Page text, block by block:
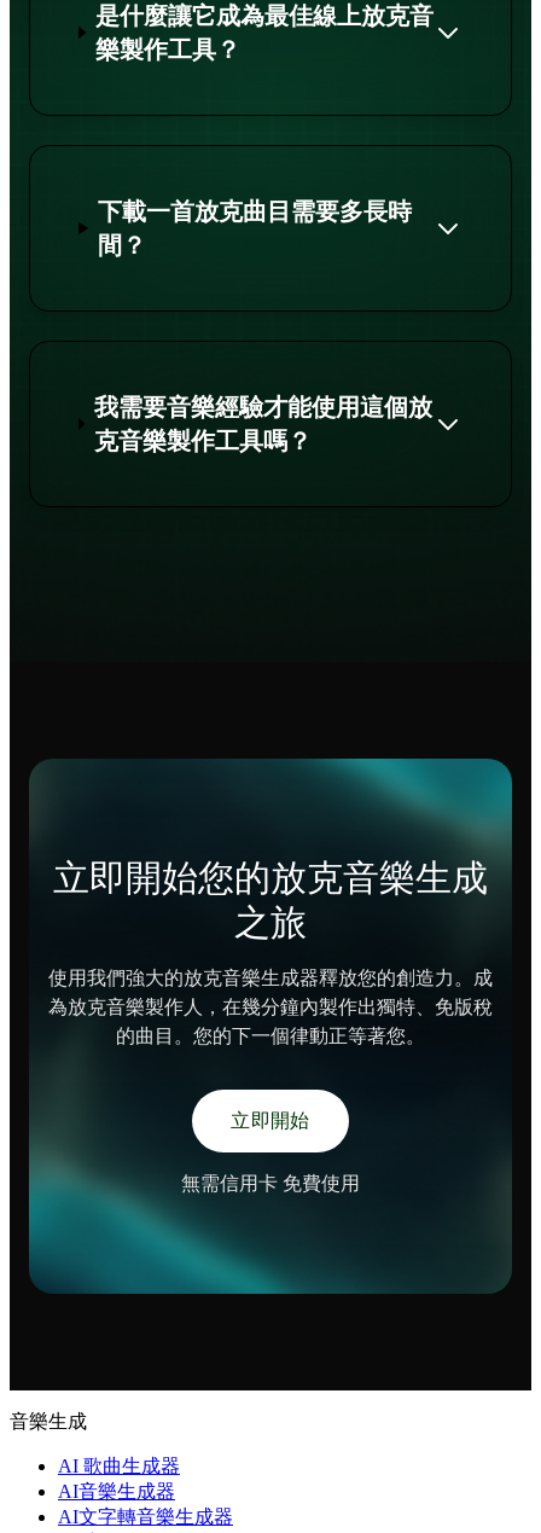
是什麼讓它成為最佳線上放克音
樂製作工具？
下載一首放克曲目需要多長時
間？
我需要音樂經驗才能使用這個放
克音樂製作工具嗎？
立即開始您的放克音樂生成
之旅
使用我們強大的放克音樂生成器釋放您的創造力。成
為放克音樂製作人，在幾分鐘內製作出獨特、免版稅
的曲目。您的下一個律動正等著您。
立即開始
無需信用卡 免費使用
音樂生成
AI 歌曲生成器
AI音樂生成器
AI文字轉音樂生成器